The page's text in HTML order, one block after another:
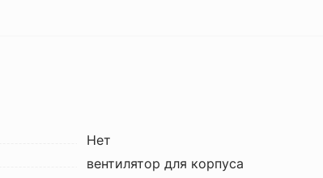
Нет
вентилятор для корпуса